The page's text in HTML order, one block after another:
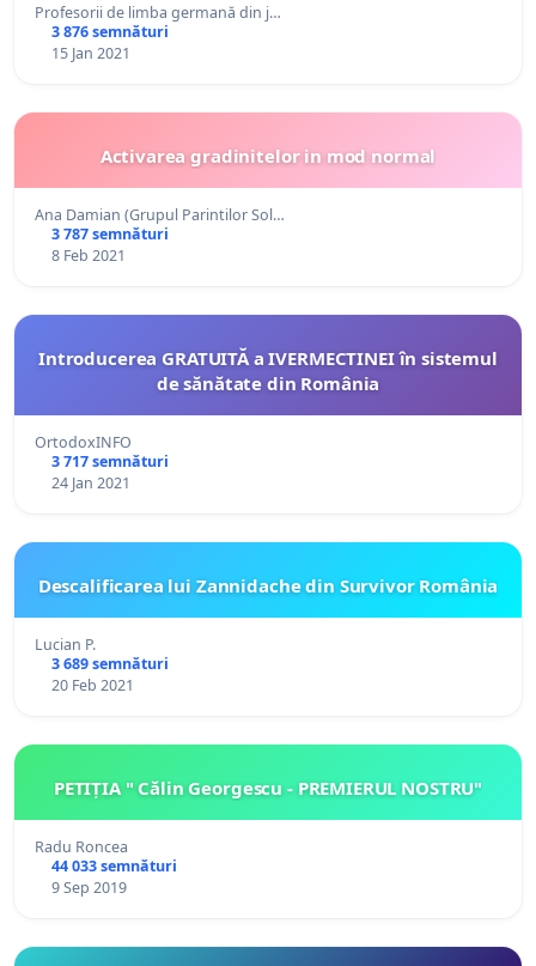
Profesorii de limba germană din j…
3 876 semnături
15 Jan 2021
Activarea gradinitelor in mod normal
Ana Damian (Grupul Parintilor Sol…
3 787 semnături
8 Feb 2021
Introducerea GRATUITĂ a IVERMECTINEI în sistemul
de sănătate din România
OrtodoxINFO
3 717 semnături
24 Jan 2021
Descalificarea lui Zannidache din Survivor România
Lucian P.
3 689 semnături
20 Feb 2021
PETIȚIA " Călin Georgescu - PREMIERUL NOSTRU"
Radu Roncea
44 033 semnături
9 Sep 2019